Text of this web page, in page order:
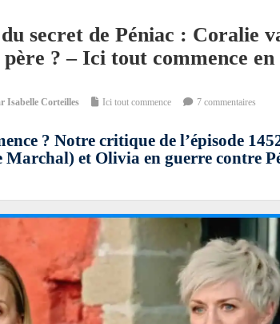
secret de Péniac : Coralie
? – Ici tout commence en
Isabelle Corteilles Ici tout commence 7 commentaires
? Notre critique de l’épisode
et Olivia en guerre contre